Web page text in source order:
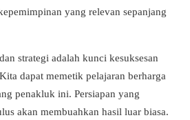
yang relevan sepanjang
strategi adalah kunci kesuksesan
dapat memetik pelajaran berharga
penakluk ini. Persiapan yang
akan membuahkan hasil luar biasa.